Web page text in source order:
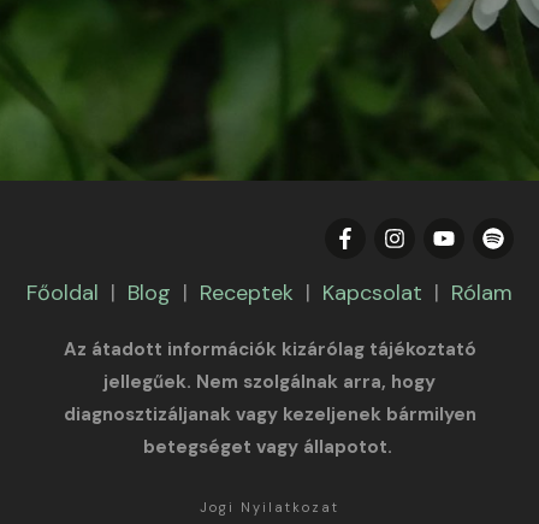
Főoldal | Blog | Receptek | Kapcsolat | Rólam
Az átadott információk kizárólag tájékoztató
jellegűek. Nem szolgálnak arra, hogy
diagnosztizáljanak vagy kezeljenek bármilyen
betegséget vagy állapotot.
Jogi Nyilatkozat